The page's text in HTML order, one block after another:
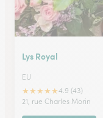
Lys Royal
EU
★★★★★4.9 (43)
21, rue Charles Morin